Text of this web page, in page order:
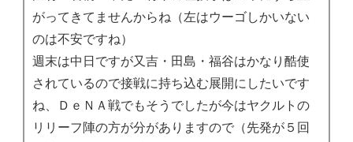
がってきてませんからね（左はウーゴしかいない
のは不安ですね）
週末は中日ですが又吉・田島・福谷はかなり酷使
されているので接戦に持ち込む展開にしたいです
ね、ＤｅＮＡ戦でもそうでしたが今はヤクルトの
リリーフ陣の方が分がありますので（先発が５回